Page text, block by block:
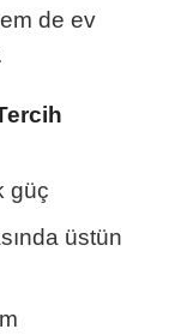
de ev
güç
üstün